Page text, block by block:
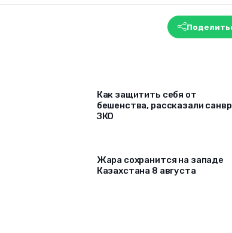
Как защитить себя от
бешенства, рассказали
ЗКО
Жара сохранится на западе
Казахстана 8 августа